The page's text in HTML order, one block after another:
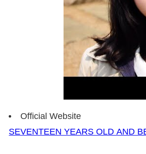
Official Website
SEVENTEEN YEARS OLD AND